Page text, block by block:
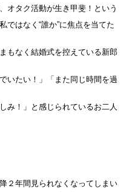
オタク活動が生き甲斐！という
ではなく“誰か”に焦点を当てた
もなく結婚式を控えている新郎
いたい！」「また同じ時間を過
み！」と感じられているお二人
２年間見られなくなってしまい